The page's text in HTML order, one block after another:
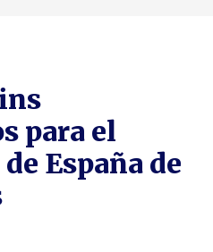
para el
España de